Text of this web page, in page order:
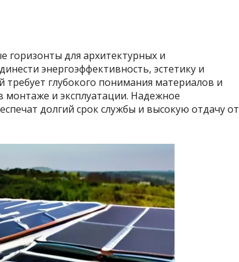
горизонты для архитектурных и
энергоэффективность, эстетику и
глубокого понимания материалов и
монтаже и эксплуатации. Надежное
долгий срок службы и высокую отдачу от